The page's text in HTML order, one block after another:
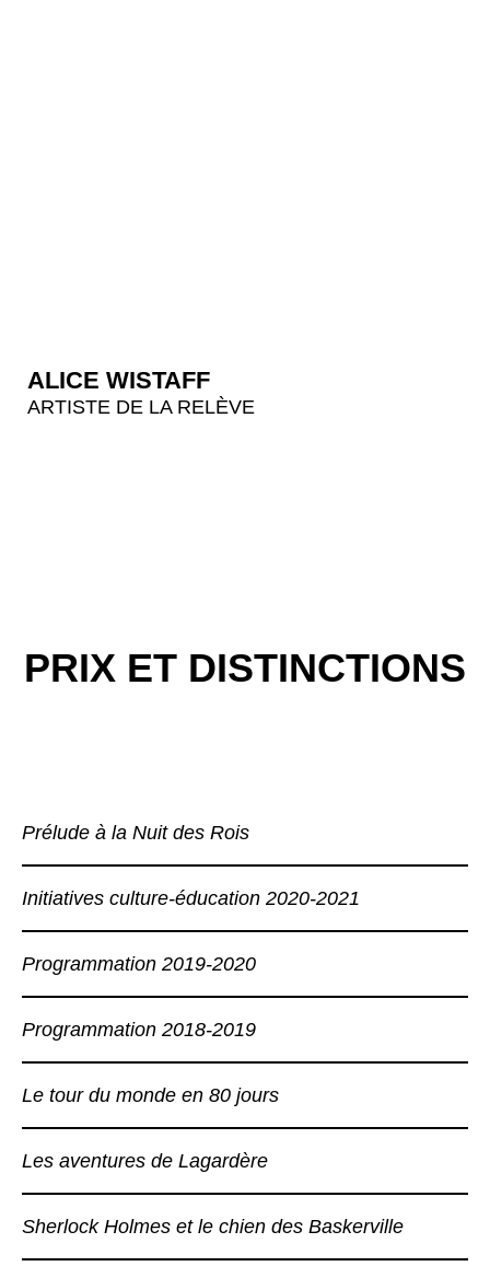
ALICE WISTAFF
ARTISTE DE LA RELÈVE
PRIX ET DISTINCTIONS
Prélude à la Nuit des Rois
Initiatives culture-éducation 2020-2021
Programmation 2019-2020
Programmation 2018-2019
Le tour du monde en 80 jours
Les aventures de Lagardère
Sherlock Holmes et le chien des Baskerville